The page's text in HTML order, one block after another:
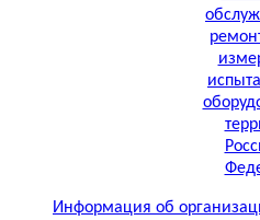
Информация об